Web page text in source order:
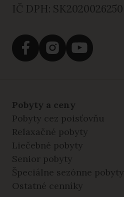
IČ DPH: SK2020026250
Pobyty a ceny
Pobyty cez poisťovňu
Relaxačné pobyty
Liečebné pobyty
Senior pobyty
Špeciálne sezónne pobyty
Ostatné cenníky